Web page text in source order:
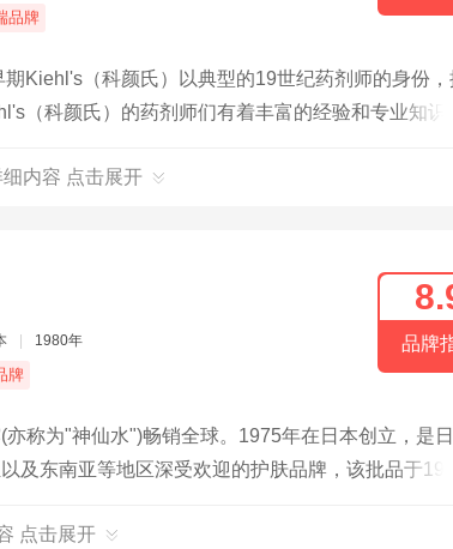
品牌
Kiehl's（科颜氏）以典型的19世纪药剂师的身份
（科颜氏）的药剂师们有着丰富的经验和专业知识
顶级保养产品。
内容 点击展开
1980年
牌
品牌
称为"神仙水")畅销全球。1975年在日本创立，是
及东南亚等地区深受欢迎的护肤品牌，该批品于
点击展开